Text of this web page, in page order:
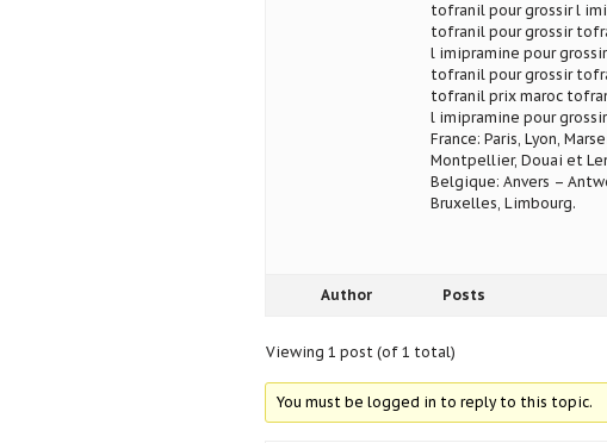
tofranil pour grossir l
tofranil pour grossir
l imipramine pour
tofranil pour grossir
tofranil prix maroc
l imipramine pour
France: Paris, Lyon,
Montpellier, Douai et
Belgique: Anvers –
Bruxelles, Limbourg.
Author Posts
Viewing 1 post (of 1 total)
You must be logged in to reply to this topic.